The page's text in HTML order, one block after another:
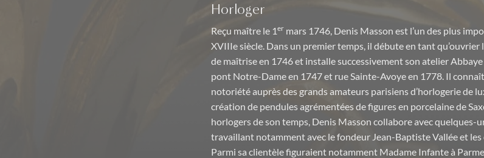
Horloger
Reçu maître le 1er mars 1746, Denis Masson est l’un des plus
XVIIIe siècle. Dans un premier temps, il débute en tant
de maîtrise en 1746 et installe successivement son atelier
pont Notre-Dame en 1747 et rue Sainte-Avoye en 1778. Il
notoriété auprès des grands amateurs parisiens d’horlogerie de
création de pendules agrémentées de figures en porcelaine de
horlogers de son temps, Denis Masson collabore avec quelques-
travaillant notamment avec le fondeur Jean-Baptiste Vallée et
Parmi sa clientèle figuraient notamment Madame Infante à